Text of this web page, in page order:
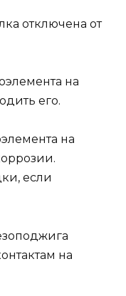
отключена от
на
его.
на
если
на